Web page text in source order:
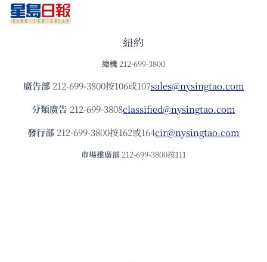
紐約
總機 212-699-3800
廣告部212-699-3800按106或107sales@nysingtao.com
分類廣告 212-699-3808classified@nysingtao.com
發⾏部 212-699-3800按162或164cir@nysingtao.com
市場推廣部 212-699-3800按111